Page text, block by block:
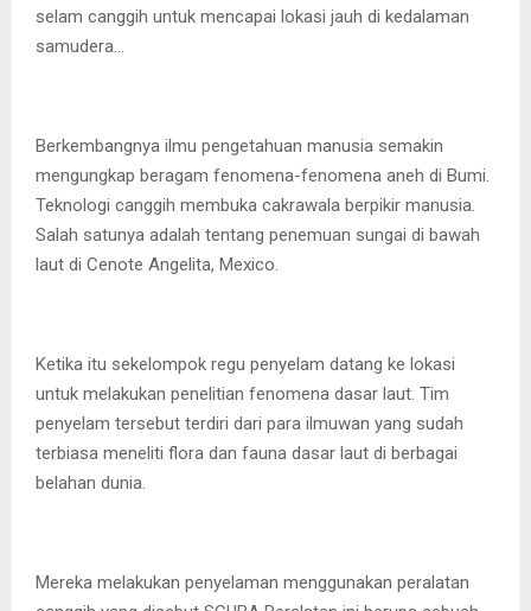
selam canggih untuk mencapai lokasi jauh di kedalaman
samudera…
Berkembangnya ilmu pengetahuan manusia semakin
mengungkap beragam fenomena-fenomena aneh di Bumi.
Teknologi canggih membuka cakrawala berpikir manusia.
Salah satunya adalah tentang penemuan sungai di bawah
laut di Cenote Angelita, Mexico.
Ketika itu sekelompok regu penyelam datang ke lokasi
untuk melakukan penelitian fenomena dasar laut. Tim
penyelam tersebut terdiri dari para ilmuwan yang sudah
terbiasa meneliti flora dan fauna dasar laut di berbagai
belahan dunia.
Mereka melakukan penyelaman menggunakan peralatan